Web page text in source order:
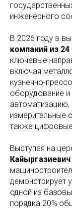
инженерного
В 2026 году в
компаний из
ключевые
включая
кузнечно-
оборудование
измерительные
также
Выступая на
демонстрирует
одной из
порядка 20%